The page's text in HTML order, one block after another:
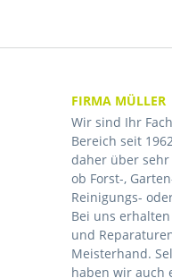
FIRMA MÜLLER
Wir sind Ihr
Bereich seit
daher über sehr
ob Forst-,
Reinigungs-
Bei uns
und
Meisterhand.
haben wir auch